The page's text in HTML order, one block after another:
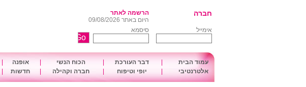
חברה
הרשמה לאתר
היום באתר 09/08/2026
אימייל
סיסמא
עמוד הבית דבר העורכת הכוח הנשי אופנה
אלטרנטיבי
יופי וטיפוח חברה וקהילה חדשות